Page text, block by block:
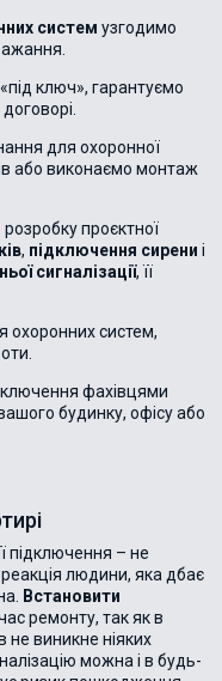
систем узгодимо
ключ», гарантуємо
для охоронної
або виконаємо монтаж
проєктної
, підключення сирени і
сигналізації, її
охоронних систем,
фахівцями
будинку, офісу або
підключення – не
людини, яка дбає
Встановити
ремонту, так як в
виникне ніяких
можна і в будь-